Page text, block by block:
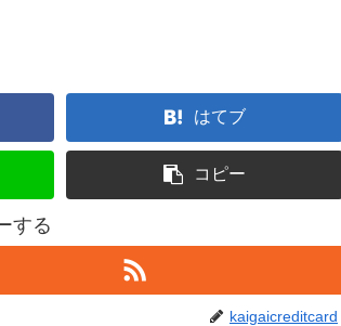
はてブ
コピー
する
kaigaicreditcard